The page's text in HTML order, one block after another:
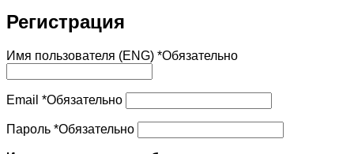
Регистрация
Имя пользователя (ENG) *Обязательно
Email *Обязательно
Пароль *Обязательно